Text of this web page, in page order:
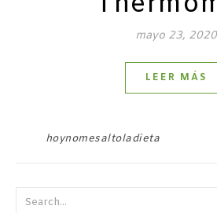
mayo 23, 2020
LEER MÁS
hoynomesaltoladieta